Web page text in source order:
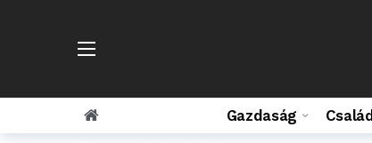
Gazdaság Család